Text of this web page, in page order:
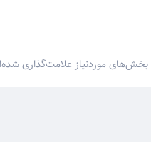
بخش‌های موردنیاز علامت‌گذاری